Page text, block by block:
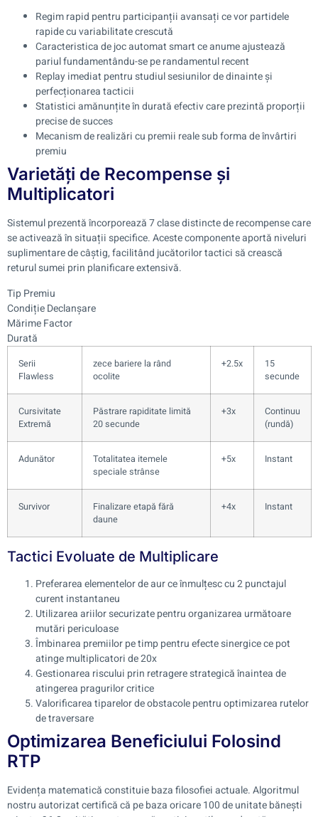
Regim rapid pentru participanții avansați ce vor partidele
rapide cu variabilitate crescută
Caracteristica de joc automat smart ce anume ajustează
pariul fundamentându-se pe randamentul recent
Replay imediat pentru studiul sesiunilor de dinainte și
perfecționarea tacticii
Statistici amănunțite în durată efectiv care prezintă proporții
precise de succes
Mecanism de realizări cu premii reale sub forma de învârtiri
premiu
Varietăți de Recompense și
Multiplicatori
Sistemul prezentă încorporează 7 clase distincte de recompense care
se activează în situații specifice. Aceste componente aportă niveluri
suplimentare de câștig, facilitând jucătorilor tactici să crească
returul sumei prin planificare extensivă.
Tip Premiu
Condiție Declanșare
Mărime Factor
Durată
Serii
Flawless
zece bariere la rând
ocolite
+2.5x
15
secunde
Cursivitate
Extremă
Păstrare rapiditate limită
20 secunde
+3x
Continuu
(rundă)
Adunător
Totalitatea itemele
speciale strânse
+5x Instant
Survivor
Finalizare etapă fără
daune
+4x Instant
Tactici Evoluate de Multiplicare
Preferarea elementelor de aur ce înmulțesc cu 2 punctajul
curent instantaneu
Utilizarea ariilor securizate pentru organizarea următoare
mutări periculoase
Îmbinarea premiilor pe timp pentru efecte sinergice ce pot
atinge multiplicatori de 20x
Gestionarea riscului prin retragere strategică înaintea de
atingerea pragurilor critice
Valorificarea tiparelor de obstacole pentru optimizarea rutelor
de traversare
Optimizarea Beneficiului Folosind
RTP
Evidența matematică constituie baza filosofiei actuale. Algoritmul
nostru autorizat certifică că pe baza oricare 100 de unitate bănești